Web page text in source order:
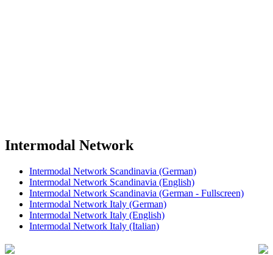
Intermodal Network
Intermodal Network Scandinavia (German)
Intermodal Network Scandinavia (English)
Intermodal Network Scandinavia (German - Fullscreen)
Intermodal Network Italy (German)
Intermodal Network Italy (English)
Intermodal Network Italy (Italian)